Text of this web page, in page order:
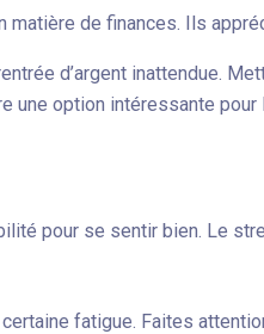
matière de finances. Ils
d’argent inattendue.
une option intéressante
pour se sentir bien. Le
fatigue. Faites